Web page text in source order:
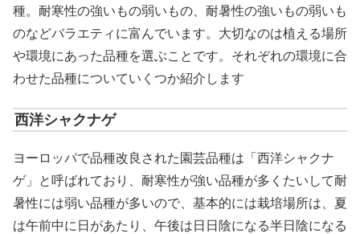
種。耐寒性の強いもの弱いもの、耐暑性の強いもの弱いも
のなどバラエティに富んでいます。大切なのは植える場所
や環境にあった品種を選ぶことです。それぞれの環境に合
わせた品種についていくつか紹介します
西洋シャクナゲ
ヨーロッパで品種改良された園芸品種は「西洋シャクナ
ゲ」と呼ばれており、耐寒性が強い品種が多くたいして耐
暑性には弱い品種が多いので、基本的には栽培場所は、夏
は午前中に日があたり、午後は日日陰になる半日陰になる